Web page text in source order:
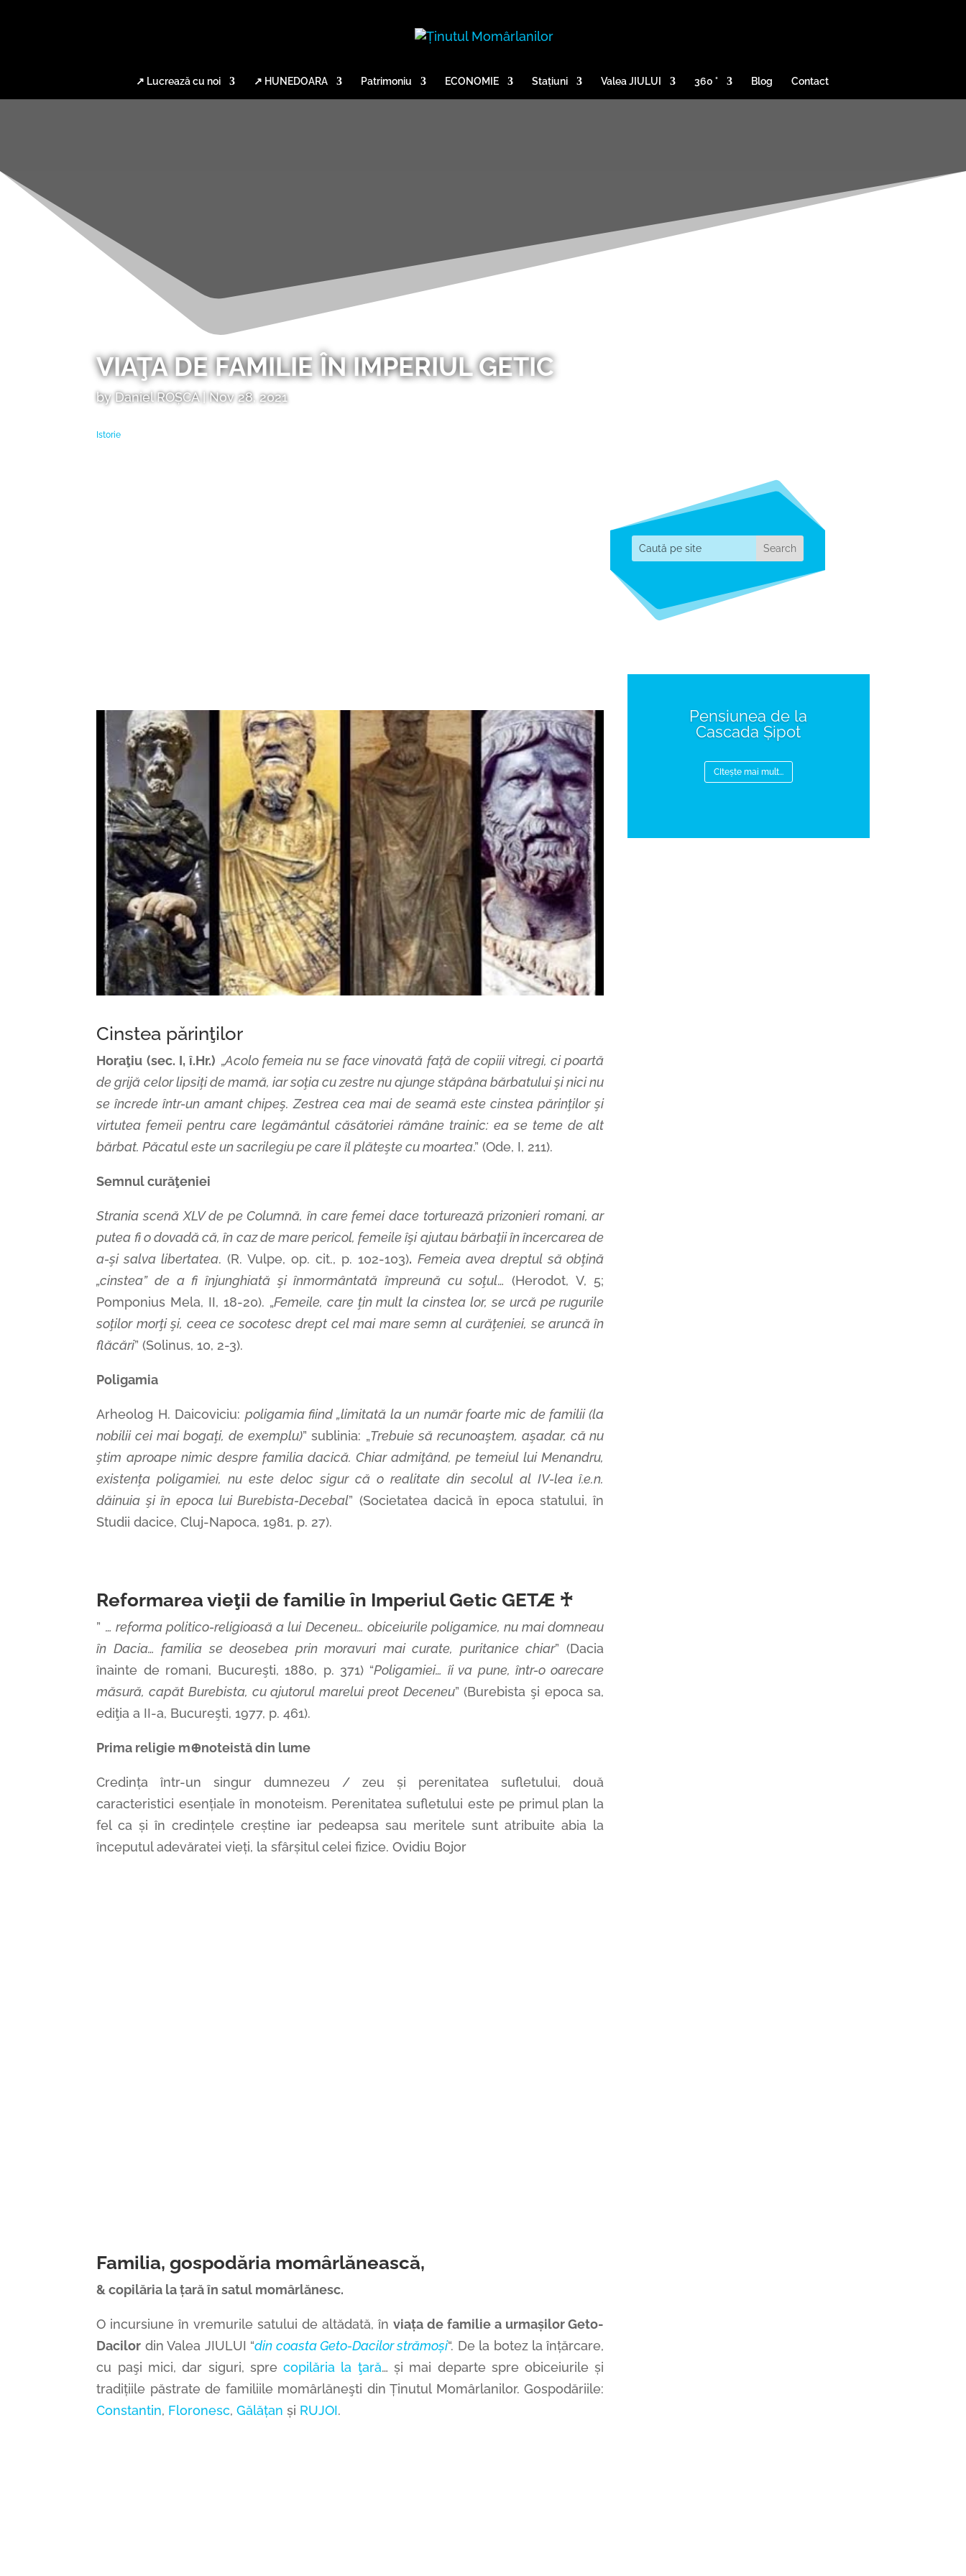
↗ Lucrează cu noi ↗ HUNEDOARA Patrimoniu ECONOMIE Stațiuni Valea JIULUI 360 ° Blog Contact
VIAŢA DE FAMILIE ÎN IMPERIUL GETIC
byDaniel ROȘCA|Nov 28, 2021
Istorie
Cinstea părinţilor
Horaţiu (sec. I, î.Hr.) „Acolo femeia nu se face vinovată faţă de copiii vitregi, ci poartă
de grijă celor lipsiţi de mamă, iar soţia cu zestre nu ajunge stăpâna bărbatului şi nici nu
se încrede într-un amant chipeş. Zestrea cea mai de seamă este cinstea părinţilor şi
virtutea femeii pentru care legământul căsătoriei rămâne trainic: ea se teme de alt
bărbat. Păcatul este un sacrilegiu pe care îl plăteşte cu moartea.” (Ode, I, 211).
Semnul curăţeniei
Strania scenă XLV de pe Columnă, în care femei dace torturează prizonieri romani, ar
putea fi o dovadă că, în caz de mare pericol, femeile îşi ajutau bărbaţii în încercarea de
a-şi salva libertatea. (R. Vulpe, op. cit., p. 102-103). Femeia avea dreptul să obţină
„cinstea” de a fi înjunghiată şi înmormântată împreună cu soţul… (Herodot, V, 5;
Pomponius Mela, II, 18-20). „Femeile, care ţin mult la cinstea lor, se urcă pe rugurile
soţilor morţi şi, ceea ce socotesc drept cel mai mare semn al curăţeniei, se aruncă în
flăcări” (Solinus, 10, 2-3).
Poligamia
Arheolog H. Daicoviciu: poligamia fiind „limitată la un număr foarte mic de familii (la
nobilii cei mai bogaţi, de exemplu)” sublinia: „Trebuie să recunoaştem, aşadar, că nu
ştim aproape nimic despre familia dacică. Chiar admiţând, pe temeiul lui Menandru,
existenţa poligamiei, nu este deloc sigur că o realitate din secolul al IV-lea î.e.n.
dăinuia şi în epoca lui Burebista-Decebal” (Societatea dacică în epoca statului, în
Studii dacice, Cluj-Napoca, 1981, p. 27).
Reformarea vieţii de familie în Imperiul Getic GETÆ ♰
” … reforma politico-religioasă a lui Deceneu… obiceiurile poligamice, nu mai domneau
în Dacia… familia se deosebea prin moravuri mai curate, puritanice chiar” (Dacia
înainte de romani, Bucureşti, 1880, p. 371) “Poligamiei… îi va pune, într-o oarecare
măsură, capăt Burebista, cu ajutorul marelui preot Deceneu” (Burebista şi epoca sa,
ediţia a II-a, Bucureşti, 1977, p. 461).
Prima religie m⊕noteistă din lume
Credința într-un singur dumnezeu / zeu și perenitatea sufletului, două
caracteristici esențiale în monoteism. Perenitatea sufletului este pe primul plan la
fel ca și în credințele creștine iar pedeapsa sau meritele sunt atribuite abia la
începutul adevăratei vieți, la sfârșitul celei fizice. Ovidiu Bojor
Familia, gospodăria momârlănească,
&copilăria la țară în satul momârlănesc.
O incursiune în vremurile satului de altădată, în viața de familie a urmașilorGeto-
Dacilor din Valea JIULUI “din coasta Geto-Dacilor strămoși“. De la botez la înțărcare,
cu paşi mici, dar siguri, sprecopilăria la ţară… și mai departe spre obiceiurile și
tradițiile păstrate de familiile momârlăneşti din Ținutul Momârlanilor.Gospodăriile:
Constantin, Floronesc,Gălățan și RUJOI.
Pensiunea de la
Cascada Șipot
CItește mai mult...